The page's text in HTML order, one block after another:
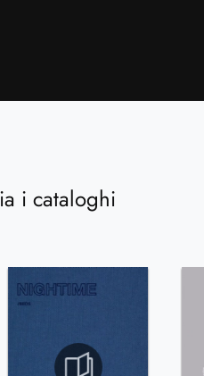
i cataloghi